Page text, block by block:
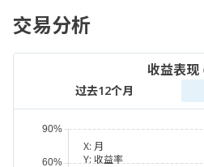
交易分析
收益表现
过去12个月
X: 月
Y: 收益率